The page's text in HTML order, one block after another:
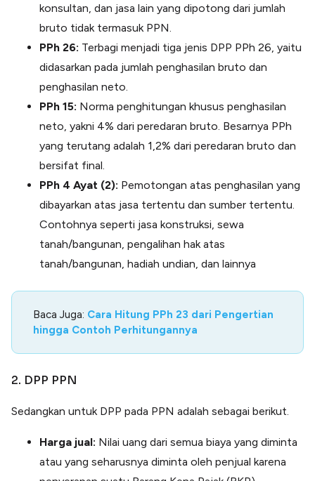
konsultan, dan jasa lain yang dipotong dari jumlah
bruto tidak termasuk PPN.
PPh 26: Terbagi menjadi tiga jenis DPP PPh 26, yaitu
didasarkan pada jumlah penghasilan bruto dan
penghasilan neto.
PPh 15: Norma penghitungan khusus penghasilan
neto, yakni 4% dari peredaran bruto. Besarnya PPh
yang terutang adalah 1,2% dari peredaran bruto dan
bersifat final.
PPh 4 Ayat (2): Pemotongan atas penghasilan yang
dibayarkan atas jasa tertentu dan sumber tertentu.
Contohnya seperti jasa konstruksi, sewa
tanah/bangunan, pengalihan hak atas
tanah/bangunan, hadiah undian, dan lainnya
Baca Juga: Cara Hitung PPh 23 dari Pengertian
hingga Contoh Perhitungannya
2. DPP PPN
Sedangkan untuk DPP pada PPN adalah sebagai berikut.
Harga jual: Nilai uang dari semua biaya yang diminta
atau yang seharusnya diminta oleh penjual karena